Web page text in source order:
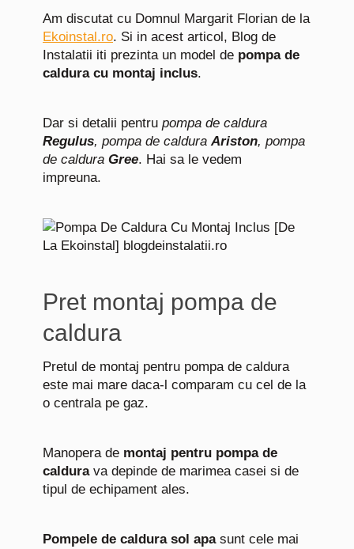
Am discutat cu Domnul Margarit Florian de la
Ekoinstal.ro. Si in acest articol, Blog de
Instalatii iti prezinta un model de pompa de
caldura cu montaj inclus.
Dar si detalii pentru pompa de caldura
Regulus, pompa de calduraAriston, pompa
de caldura Gree. Hai sa le vedem
impreuna.
Pret montaj pompa de
caldura
Pretul de montaj pentru pompa de caldura
este mai mare daca-l comparam cu cel de la
o centrala pe gaz.
Manopera de montaj pentru pompa de
caldurava depinde de marimea casei si de
tipul de echipament ales.
Pompele de caldura sol apasunt cele mai